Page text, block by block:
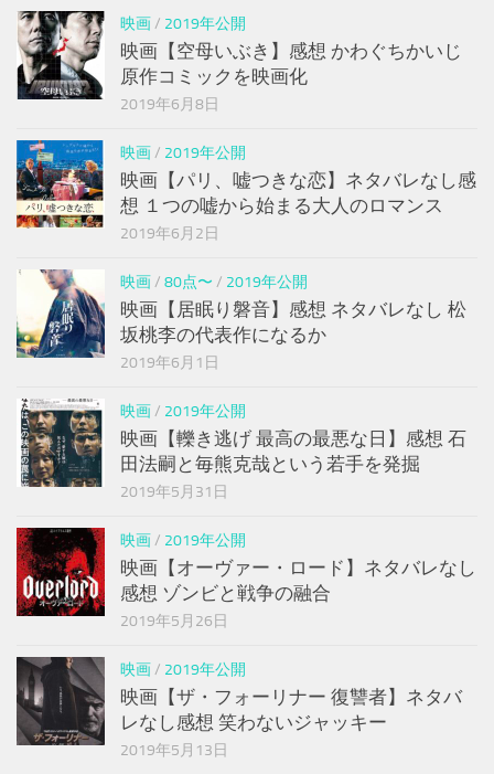
映画/ 2019年公開
映画【空母いぶき】感想 かわぐちかいじ
原作コミックを映画化
2019年6月8日
映画/ 2019年公開
映画【パリ、嘘つきな恋】ネタバレなし感
想 １つの嘘から始まる大人のロマンス
2019年6月2日
映画/ 80点〜 / 2019年公開
映画【居眠り磐音】感想 ネタバレなし 松
坂桃李の代表作になるか
2019年6月1日
映画/ 2019年公開
映画【轢き逃げ 最高の最悪な日】感想 石
田法嗣と毎熊克哉という若手を発掘
2019年5月31日
映画/ 2019年公開
映画【オーヴァー・ロード】ネタバレなし
感想 ゾンビと戦争の融合
2019年5月26日
映画/ 2019年公開
映画【ザ・フォーリナー 復讐者】ネタバ
レなし感想 笑わないジャッキー
2019年5月13日